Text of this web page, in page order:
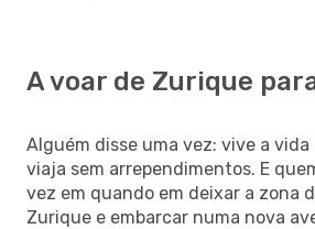
A voar de Zurique
Alguém disse uma vez: vive a vida
viaja sem arrependimentos. E
vez em quando em deixar a zona
Zurique e embarcar numa nova